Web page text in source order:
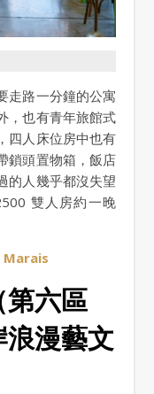
走路一分鐘的公寓
，也有青年旅館式
四人床位房中也有
鎖頭置物箱，飯店
的人幾乎都沒失望
雙人房約一晚
Marais
第六區
浪漫藝文